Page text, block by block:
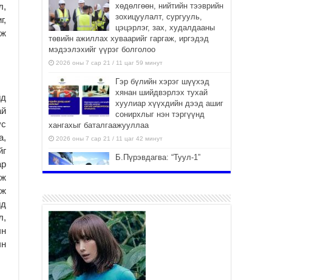
хөдөлгөөн, нийтийн тээврийн
зохицуулалт, сургууль,
цэцэрлэг, зах, худалдааны
төвийн ажиллах хуваарийг гаргаж, иргэдэд
мэдээлэхийг үүрэг болголоо
2026 оны 7 сар 21 / 11 цаг 59 минут
Гэр бүлийн хэрэг шүүхэд
хянан шийдвэрлэх тухай
хуулиар хүүхдийн дээд ашиг
сонирхлыг нэн тэргүүнд
хангахыг баталгаажууллаа
2026 оны 7 сар 21 / 11 цаг 42 минут
Б.Пүрэвдагва: “Туул-1”
2026 оны 7 сар 21 / 10 цаг 15 минут
НИЙСЛЭЛ, АЙМГИЙН
УДИРДЛАГУУДЫН АЖЛЫГ
ХҮНД СУРТЛЫГ БУУРУУЛЖ,
ИРГЭД, АЖ АХУЙН НЭГЖИЙН
АЧААГ ХЭРХЭН ХӨНГӨЛСНӨӨР ДҮГНЭНЭ